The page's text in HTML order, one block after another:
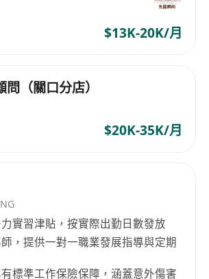
$13K-20K/月
（關口分店）
$20K-35K/月
實習津貼，按實際出勤日數發放
，提供一對一職業發展指導與定期
標準工作保險保障，涵蓋意外傷害